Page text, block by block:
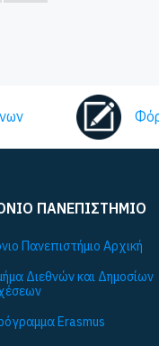
ΠΑΝΕΠΙΣΤΗΜΙΟ
Πανεπιστήμιο Αρχική
Διεθνών και Δημοσίων
Εrasmus